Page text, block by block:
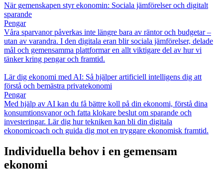
När gemenskapen styr ekonomin: Sociala jämförelser och digitalt
sparande
Pengar
Våra sparvanor påverkas inte längre bara av räntor och budgetar –
utan av varandra. I den digitala eran blir sociala jämförelser, delade
mål och gemensamma plattformar en allt viktigare del av hur vi
tänker kring pengar och framtid.
Lär dig ekonomi med AI: Så hjälper artificiell intelligens dig att
förstå och bemästra privatekonomi
Pengar
Med hjälp av AI kan du få bättre koll på din ekonomi, förstå dina
konsumtionsvanor och fatta klokare beslut om sparande och
investeringar. Lär dig hur tekniken kan bli din digitala
ekonomicoach och guida dig mot en tryggare ekonomisk framtid.
Individuella behov i en gemensam
ekonomi